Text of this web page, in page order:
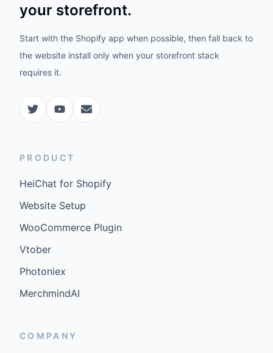
your storefront.
Start with the Shopify app when possible, then fall back to
the website install only when your storefront stack
requires it.
PRODUCT
HeiChat for Shopify
Website Setup
WooCommerce Plugin
Vtober
Photoniex
MerchmindAI
COMPANY